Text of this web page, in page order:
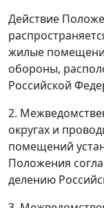
Действие
жилые
обороны,
Российской
2.
округах и
помещений
Положения
делению